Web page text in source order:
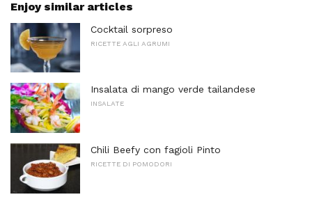
Enjoy similar articles
Cocktail sorpreso
RICETTE AGLI AGRUMI
Insalata di mango verde tailandese
INSALATE
Chili Beefy con fagioli Pinto
RICETTE DI POMODORI